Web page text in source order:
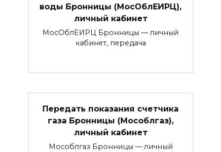
воды Бронницы (МосОблЕИРЦ),
личный кабинет
МосОблЕИРЦ Бронницы — личный
кабинет, передача
Передать показания счетчика
газа Бронницы (Мособлгаз),
личный кабинет
Мособлгаз Бронницы — личный